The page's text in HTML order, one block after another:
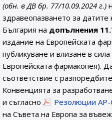
(обн. в ДВ бр. 77/10.09.2024 г.)
здравеопазването за датите
България на допълнения
издание на Европейската
публикуване и влизане в
Европейската фармакопея).
съответствие с
Конвенцията за
и съгласно
Резолюции AP-
на Съвета на Европа за